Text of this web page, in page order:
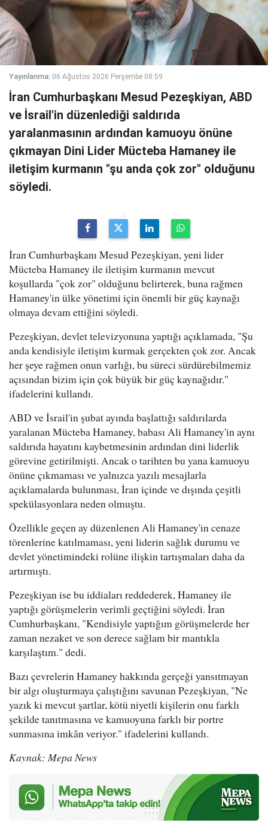
Yayınlanma: 06 Ağustos 2026 Perşembe 08:59
İran Cumhurbaşkanı Mesud Pezeşkiyan, ABD
ve İsrail'in düzenlediği saldırıda
yaralanmasının ardından kamuoyu önüne
çıkmayan Dini Lider Mücteba Hamaney ile
iletişim kurmanın "şu anda çok zor" olduğunu
söyledi.
İran Cumhurbaşkanı Mesud Pezeşkiyan, yeni lider
Mücteba Hamaney ile iletişim kurmanın mevcut
koşullarda "çok zor" olduğunu belirterek, buna rağmen
Hamaney'in ülke yönetimi için önemli bir güç kaynağı
olmaya devam ettiğini söyledi.
Pezeşkiyan, devlet televizyonuna yaptığı açıklamada, "Şu
anda kendisiyle iletişim kurmak gerçekten çok zor. Ancak
her şeye rağmen onun varlığı, bu süreci sürdürebilmemiz
açısından bizim için çok büyük bir güç kaynağıdır."
ifadelerini kullandı.
ABD ve İsrail'in şubat ayında başlattığı saldırılarda
yaralanan Mücteba Hamaney, babası Ali Hamaney'in aynı
saldırıda hayatını kaybetmesinin ardından dini liderlik
görevine getirilmişti. Ancak o tarihten bu yana kamuoyu
önüne çıkmaması ve yalnızca yazılı mesajlarla
açıklamalarda bulunması, İran içinde ve dışında çeşitli
spekülasyonlara neden olmuştu.
Özellikle geçen ay düzenlenen Ali Hamaney'in cenaze
törenlerine katılmaması, yeni liderin sağlık durumu ve
devlet yönetimindeki rolüne ilişkin tartışmaları daha da
artırmıştı.
Pezeşkiyan ise bu iddiaları reddederek, Hamaney ile
yaptığı görüşmelerin verimli geçtiğini söyledi. İran
Cumhurbaşkanı, "Kendisiyle yaptığım görüşmelerde her
zaman nezaket ve son derece sağlam bir mantıkla
karşılaştım." dedi.
Bazı çevrelerin Hamaney hakkında gerçeği yansıtmayan
bir algı oluşturmaya çalıştığını savunan Pezeşkiyan, "Ne
yazık ki mevcut şartlar, kötü niyetli kişilerin onu farklı
şekilde tanıtmasına ve kamuoyuna farklı bir portre
sunmasına imkân veriyor." ifadelerini kullandı.
Kaynak: Mepa News